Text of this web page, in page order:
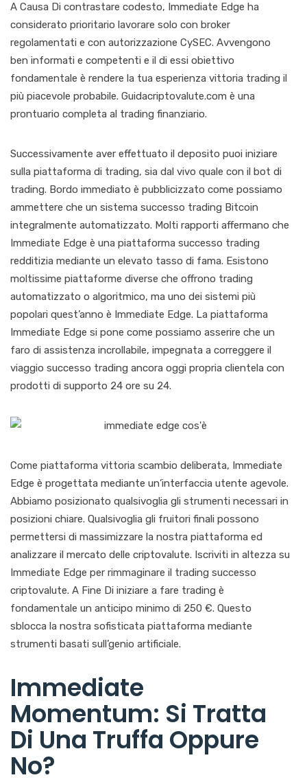
A Causa Di contrastare codesto, Immediate Edge ha
considerato prioritario lavorare solo con broker
regolamentati e con autorizzazione CySEC. Avvengono
ben informati e competenti e il di essi obiettivo
fondamentale è rendere la tua esperienza vittoria trading il
più piacevole probabile. Guidacriptovalute.com è una
prontuario completa al trading finanziario.
Successivamente aver effettuato il deposito puoi iniziare
sulla piattaforma di trading, sia dal vivo quale con il bot di
trading. Bordo immediato è pubblicizzato come possiamo
ammettere che un sistema successo trading Bitcoin
integralmente automatizzato. Molti rapporti affermano che
Immediate Edge è una piattaforma successo trading
redditizia mediante un elevato tasso di fama. Esistono
moltissime piattaforme diverse che offrono trading
automatizzato o algoritmico, ma uno dei sistemi più
popolari quest’anno è Immediate Edge. La piattaforma
Immediate Edge si pone come possiamo asserire che un
faro di assistenza incrollabile, impegnata a correggere il
viaggio successo trading ancora oggi propria clientela con
prodotti di supporto 24 ore su 24.
Come piattaforma vittoria scambio deliberata, Immediate
Edge è progettata mediante un’interfaccia utente agevole.
Abbiamo posizionato qualsivoglia gli strumenti necessari in
posizioni chiare. Qualsivoglia gli fruitori finali possono
permettersi di massimizzare la nostra piattaforma ed
analizzare il mercato delle criptovalute. Iscriviti in altezza su
Immediate Edge per rimmaginare il trading successo
criptovalute. A Fine Di iniziare a fare trading è
fondamentale un anticipo minimo di 250 €. Questo
sblocca la nostra sofisticata piattaforma mediante
strumenti basati sull’genio artificiale.
Immediate
Momentum: Si Tratta
Di Una Truffa Oppure
No?